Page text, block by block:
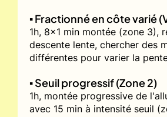
▪️ Fractionné en côte varié
1h, 8x1 min montée (zone 3),
descente lente, chercher des
différentes pour varier la
▪️ Seuil progressif (Zone 2)
1h, montée progressive de
avec 15 min à intensité seuil